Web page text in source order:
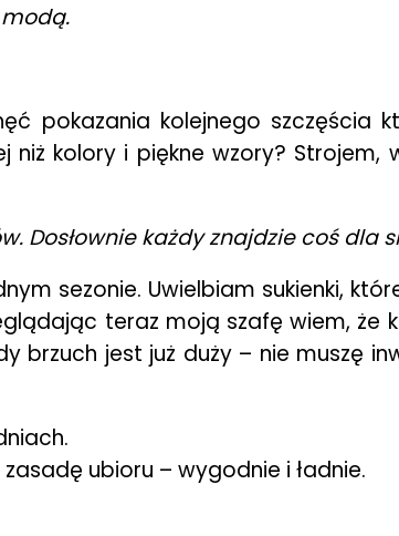
pokazania kolejnego szczęścia
kolory i piękne wzory? Strojem,
Dosłownie każdy znajdzie coś dla
sezonie. Uwielbiam sukienki,
teraz moją szafę wiem, że
brzuch jest już duży – nie muszę
ubioru – wygodnie i ładnie.